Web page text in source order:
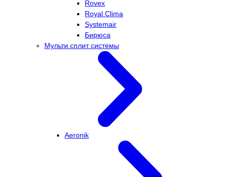
Rovex
Royal Clima
Systemair
Бирюса
Мульти сплит системы
Aeronik